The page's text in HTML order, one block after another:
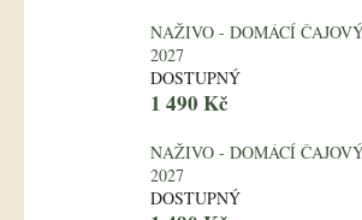
NAŽIVO - DOMÁCÍ
2027
DOSTUPNÝ
1 490 Kč
NAŽIVO - DOMÁCÍ
2027
DOSTUPNÝ